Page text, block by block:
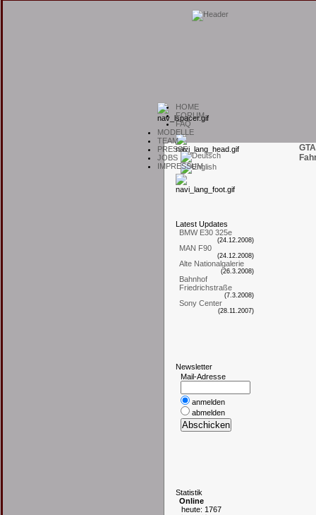
HOME
FORUM
FAQ
MODELLE
TEAM
PRESSE
JOBS
IMPRESSUM
L atest Updates
BMW E30 325e
(24.12.2008)
MAN F90
(24.12.2008)
Alte Nationalgalerie
(26.3.2008)
Bahnhof
Friedrichstraße
(7.3.2008)
Sony Center
(28.11.2007)
Newsletter
Mail-Adresse
anmelden
abmelden
Statistik
Online
heute: 1767